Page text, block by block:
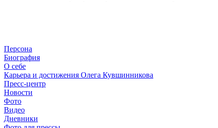
Персона
Биография
О себе
Карьера и достижения Олега Кувшинникова
Пресс-центр
Новости
Фото
Видео
Дневники